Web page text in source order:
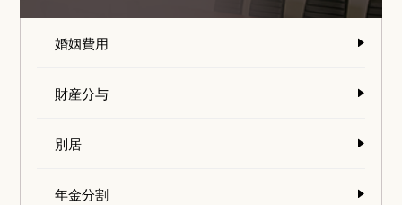
婚姻費用
財産分与
別居
年金分割